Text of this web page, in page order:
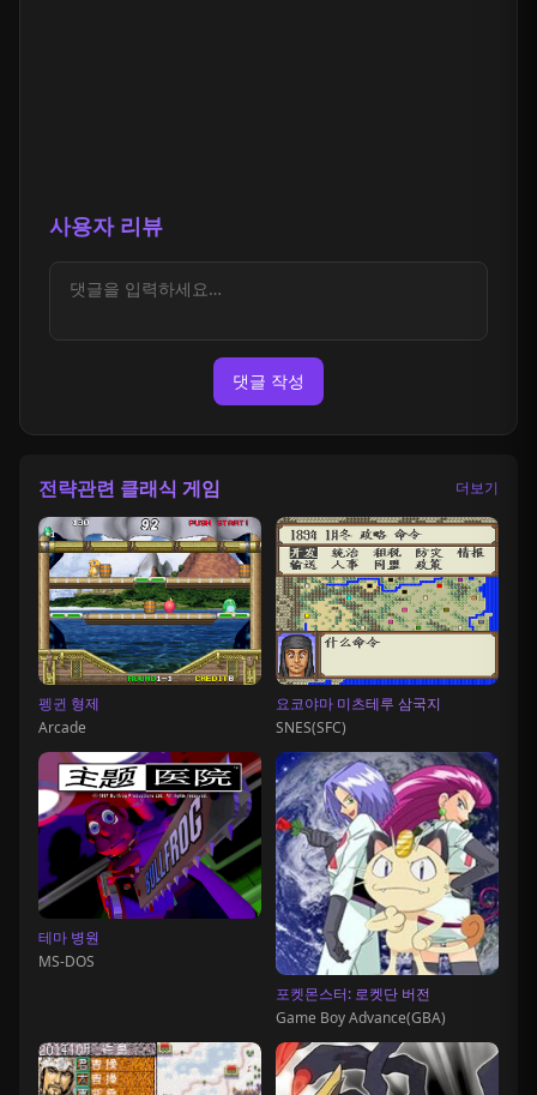
사용자 리뷰
댓글 작성
전략관련 클래식 게임 더보기
펭귄 형제
Arcade
요코야마 미츠테루 삼국지
SNES(SFC)
테마 병원
MS-DOS
포켓몬스터: 로켓단 버전
Game Boy Advance(GBA)